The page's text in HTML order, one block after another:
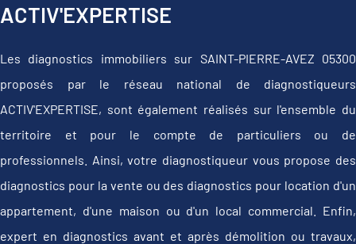
ACTIV'EXPERTISE
Les diagnostics immobiliers sur SAINT-PIERRE-AVEZ 05300
proposés par le réseau national de diagnostiqueurs
ACTIV'EXPERTISE, sont également réalisés sur l'ensemble du
territoire et pour le compte de particuliers ou de
professionnels. Ainsi, votre diagnostiqueur vous propose des
diagnostics pour la vente ou des diagnostics pour location d'un
appartement, d'une maison ou d'un local commercial. Enfin,
expert en diagnostics avant et après démolition ou travaux,